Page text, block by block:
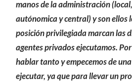
manos de la administración
autónomica y central) y son ellos
posición privilegiada marcan las
agentes privados ejecutamos.
hablar tanto y empecemos de
ejecutar, ya que para llevar un